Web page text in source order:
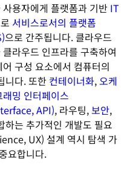
사용자에게 플랫폼과 기반 IT
서비스로서의 플랫폼
으로 간주됩니다. 클라우드
라우드 인프라를 구축하여
구성 요소에서 컴퓨터의
니다. 또한 컨테이너화,오케
밍 인터페이스
API), 라우팅,보안,
하는 추가적인 개발도 필요
UX) 설계 역시 탐색 가
요합니다.